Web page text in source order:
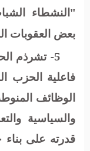
"النشطاء
بعض العقوبات
5- تشرذم
فاعلية الحزب
الوظائف
والسياسية
قدرته على